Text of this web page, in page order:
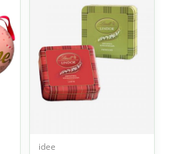
idee